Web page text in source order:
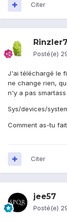
Citer
Posté(e)
J'ai téléchargé le
ne change rien,
n'y a pas
Sys/devices/
Comment as-tu
Citer
jee57
Posté(e)